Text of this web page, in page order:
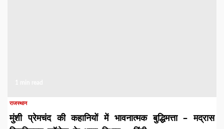
राजस्थान
मुंशी प्रेमचंद की कहानियों में भावनात्मक बुद्धिमत्ता – मद्रास